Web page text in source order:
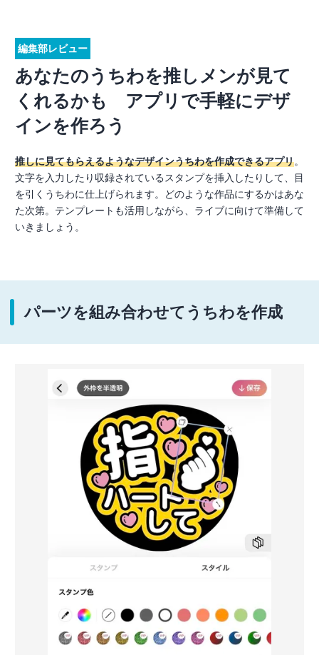
編集部レビュー
あなたのうちわを推しメンが見て
くれるかも アプリで手軽にデザ
インを作ろう
推しに見てもらえるようなデザインうちわを作成できるアプリ。
文字を入力したり収録されているスタンプを挿入したりして、目
を引くうちわに仕上げられます。どのような作品にするかはあな
た次第。テンプレートも活用しながら、ライブに向けて準備して
いきましょう。
パーツを組み合わせてうちわを作成